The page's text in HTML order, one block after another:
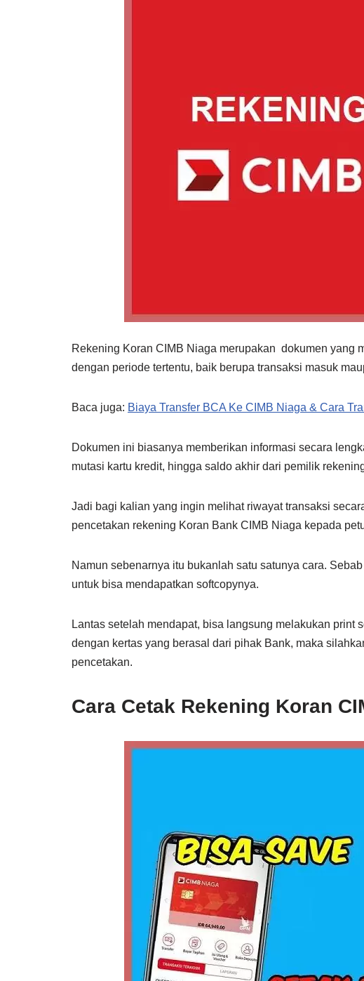
Rekening Koran CIMB Niaga merupakan dokumen yang
dengan periode tertentu, baik berupa transaksi masuk
Baca juga: Biaya Transfer BCA Ke CIMB Niaga & Cara
Dokumen ini biasanya memberikan informasi secara
mutasi kartu kredit, hingga saldo akhir dari pemilik
Jadi bagi kalian yang ingin melihat riwayat transaksi
pencetakan rekening Koran Bank CIMB Niaga kepada
Namun sebenarnya itu bukanlah satu satunya cara.
untuk bisa mendapatkan softcopynya.
Lantas setelah mendapat, bisa langsung melakukan print
dengan kertas yang berasal dari pihak Bank, maka
pencetakan.
Cara Cetak Rekening Koran